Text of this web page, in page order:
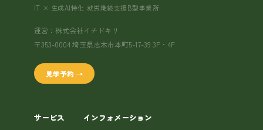
IT × 生成AI特化 就労継続支援B型事業所
運営：株式会社イチドキリ
〒353-0004 埼玉県志木市本町5-17-39 3F・4F
見学予約 →
サービス インフォメーション